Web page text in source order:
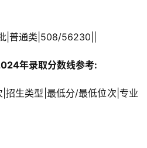
|普通类|508/56230||
年录取分数线参考: